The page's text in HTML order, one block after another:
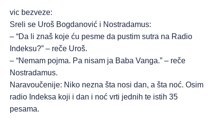
vic bezveze:
Sreli se Uroš Bogdanović i Nostradamus:
– “Da li znaš koje ću pesme da pustim sutra na Radio
Indeksu?” – reče Uroš.
– “Nemam pojma. Pa nisam ja Baba Vanga.” – reče
Nostradamus.
Naravoučenije: Niko nezna šta nosi dan, a šta noć. Osim
radio Indeksa koji i dan i noć vrti jednih te istih 35
pesama.